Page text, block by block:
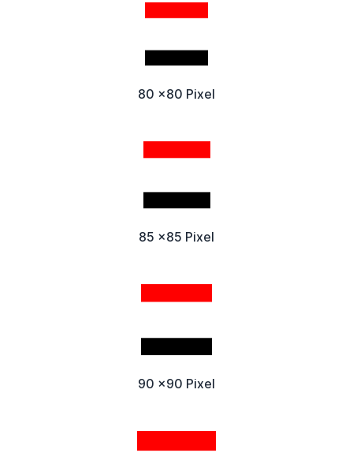
80 x80 Pixel
85 x85 Pixel
90 x90 Pixel